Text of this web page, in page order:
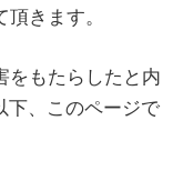
きます。
もたらしたと内
下、このページで